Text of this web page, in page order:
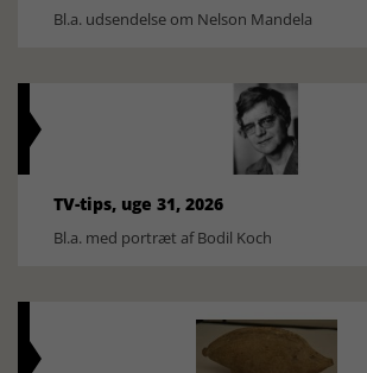
Bl.a. udsendelse om Nelson Mandela
TV-tips, uge 31, 2026
Bl.a. med portræt af Bodil Koch